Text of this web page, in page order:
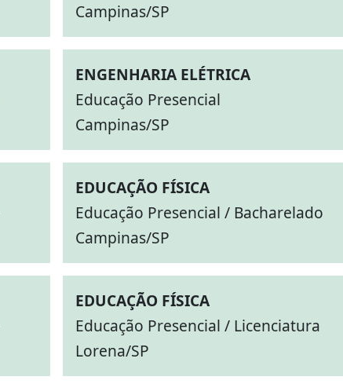
Campinas/SP
ENGENHARIA ELÉTRICA
Educação Presencial
Campinas/SP
EDUCAÇÃO FÍSICA
Educação Presencial / Bacharelado
Campinas/SP
EDUCAÇÃO FÍSICA
Educação Presencial / Licenciatura
Lorena/SP